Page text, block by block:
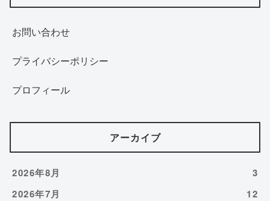
お問い合わせ
プライバシーポリシー
プロフィール
アーカイブ
2026年8月
3
2026年7月
12